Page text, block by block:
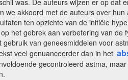
was. De auteurs wijzen er op
we akkoord met de auteurs over
ten opzichte van de initiële
het gebrek aan verbetering van
van geneesmiddelen voor
veel genuanceerder dan in het
gecontroleerd astma,